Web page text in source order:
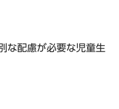
な配慮が必要な児童生